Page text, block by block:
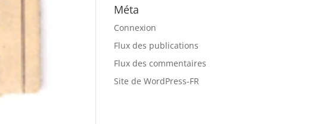
Méta
Connexion
Flux des publications
Flux des commentaires
Site de WordPress-FR